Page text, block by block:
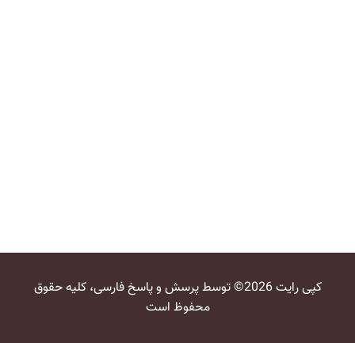
کپی رایت 2026© توسط پرسش و پاسخ فارسی، کلیه حقوق
محفوظ است